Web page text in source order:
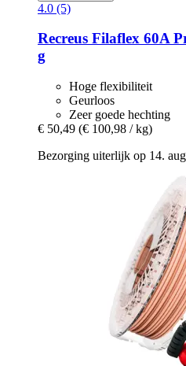
4.0 (5)
Recreus Filaflex 60A
g
Hoge flexibiliteit
Geurloos
Zeer goede hechting
€ 50,49 (€ 100,98 / kg)
Bezorging uiterlijk op 14.